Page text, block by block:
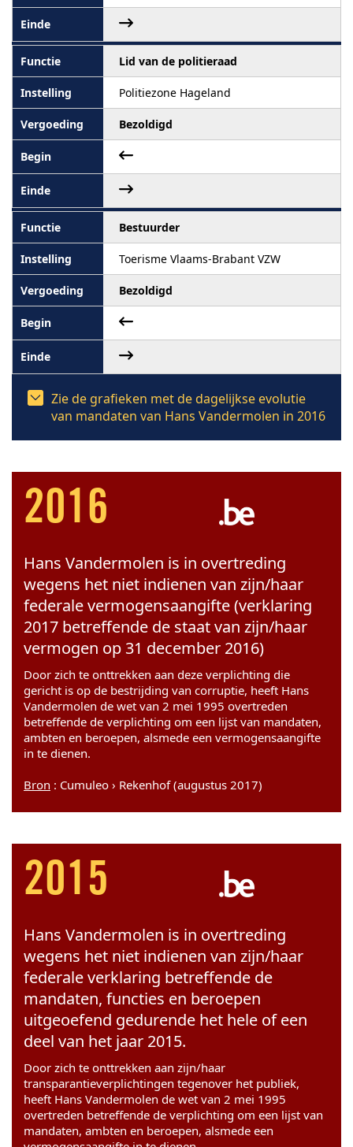
Lid van de politieraad
Politiezone Hageland
Bezoldigd
Bestuurder
Toerisme Vlaams-Brabant VZW
Bezoldigd
Zie de grafieken met de dagelijkse evolutie
van mandaten van Hans Vandermolen in 2016
2016
Hans Vandermolen is in overtreding
wegens het niet indienen van zijn/haar
federale vermogensaangifte (verklaring
2017 betreffende de staat van zijn/haar
vermogen op 31 december 2016)
Door zich te onttrekken aan deze verplichting die
gericht is op de bestrijding van corruptie, heeft Hans
Vandermolen de wet van 2 mei 1995 overtreden
betreffende de verplichting om een lijst van mandaten,
ambten en beroepen, alsmede een vermogensaangifte
in te dienen.
Bron : Cumuleo › Rekenhof (augustus 2017)
2015
Hans Vandermolen is in overtreding
wegens het niet indienen van zijn/haar
federale verklaring betreffende de
mandaten, functies en beroepen
uitgeoefend gedurende het hele of een
deel van het jaar 2015.
Door zich te onttrekken aan zijn/haar
transparantieverplichtingen tegenover het publiek,
heeft Hans Vandermolen de wet van 2 mei 1995
overtreden betreffende de verplichting om een lijst van
mandaten, ambten en beroepen, alsmede een